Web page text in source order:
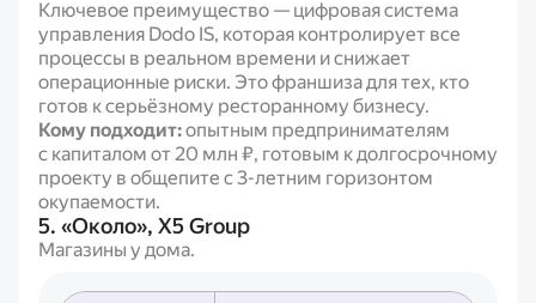
Ключевое преимущество — цифровая система
управления Dodo IS, которая контролирует все
процессы в реальном времени и снижает
операционные риски. Это франшиза для тех, кто
готов к серьёзному ресторанному бизнесу.
Кому подходит:опытным предпринимателям
с капиталом от 20 млн ₽, готовым к долгосрочному
проекту в общепите с 3-летним горизонтом
окупаемости.
5. «Около», X5 Group
Магазины у дома.